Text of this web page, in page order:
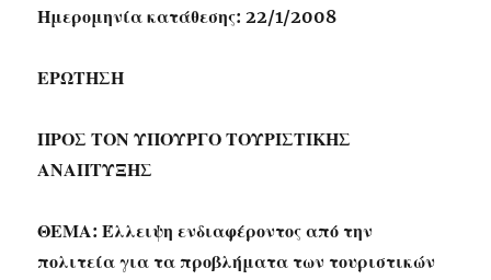
Ημερομηνία κατάθεσης: 22/1/2008
ΕΡΩΤΗΣΗ
ΠΡΟΣ ΤΟΝ ΥΠΟΥΡΓΟ ΤΟΥΡΙΣΤΙΚΗΣ
ΑΝΑΠΤΥΞΗΣ
ΘΕΜΑ: Έλλειψη ενδιαφέροντος από την
πολιτεία για τα προβλήματα των τουριστικών